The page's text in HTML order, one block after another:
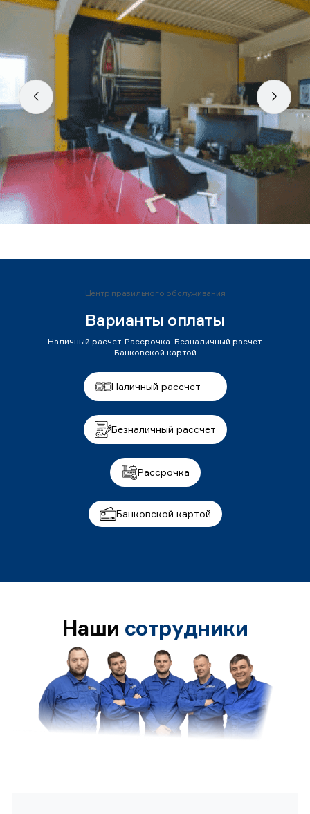
Центр правильного обслуживания
Варианты оплаты
Наличный расчет. Рассрочка. Безналичный расчет.
Банковской картой
Наличный рассчет
Безналичный рассчет
Рассрочка
Банковской картой
Наши сотрудники